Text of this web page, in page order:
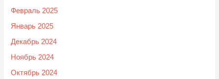
Февраль 2025
Январь 2025
Декабрь 2024
Ноябрь 2024
Октябрь 2024